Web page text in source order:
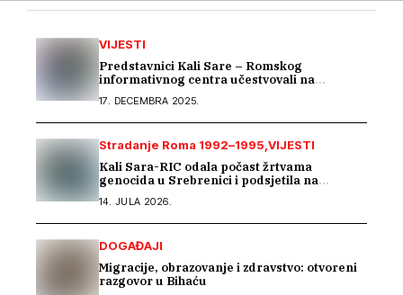
VIJESTI
Predstavnici Kali Sare – Romskog
informativnog centra učestvovali na
programa o rodnoj ravnopravnosti i
socijalnoj zaštiti
17. DECEMBRA 2025.
Stradanje Roma 1992–1995 VIJESTI
Kali Sara-RIC odala počast žrtvama
genocida u Srebrenici i podsjetila na
14. JULA 2026.
DOGAĐAJI
Migracije, obrazovanje i zdravstvo: otvoreni
razgovor u Bihaću